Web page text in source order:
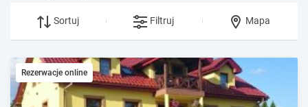
Sortuj Filtruj Mapa
Rezerwacje online